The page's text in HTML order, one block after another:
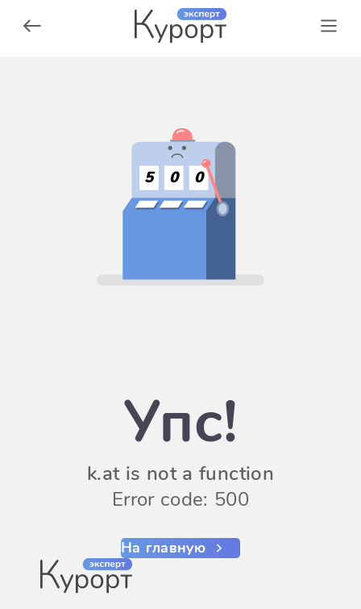
5 0 0
Упс!
k.at is not a function
Error code: 500
На главную